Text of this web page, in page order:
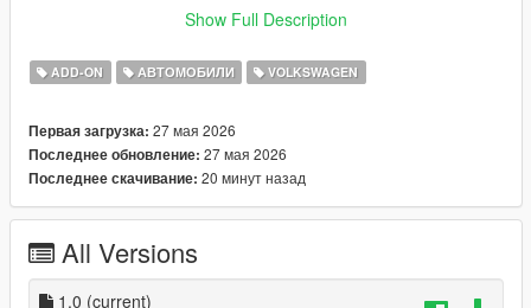
- rear view [VehFuncsV]
- Functional speedometer
- HQ texture
- collision deformation
- functional glasses
- To ride a car fivem
Copy jettagli in your resource folder
Add jettagli in serve.CFG
Show Full Description
ADD-ON АВТОМОБИЛИ VOLKSWAGEN
Первая загрузка: 27 мая 2026
Последнее обновление: 27 мая 2026
Последнее скачивание: 20 минут назад
All Versions
1.0 (current)